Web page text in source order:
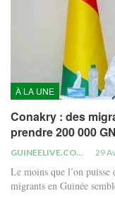
À LA UNE
Conakry : des
prendre 200 000
GUINEELIVE.COM 29
Le moins que l’on puisse
migrants en Guinée